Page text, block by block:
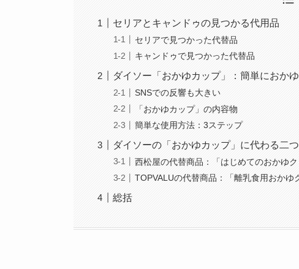
セリアとキャンドゥの見つかる代用品
セリアで見つかった代替品
キャンドゥで見つかった代替品
ダイソー「おかゆカップ」：簡単におか
SNSでの反響も大きい
「おかゆカップ」の内容物
簡単な使用方法：3ステップ
ダイソーの「おかゆカップ」に代わる二
西松屋の代替商品：「はじめてのおかゆク
TOPVALUの代替商品：「離乳食用おかゆ
総括